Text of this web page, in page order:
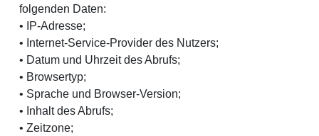
folgenden Daten:
• IP-Adresse;
• Internet-Service-Provider des Nutzers;
• Datum und Uhrzeit des Abrufs;
• Browsertyp;
• Sprache und Browser-Version;
• Inhalt des Abrufs;
• Zeitzone;